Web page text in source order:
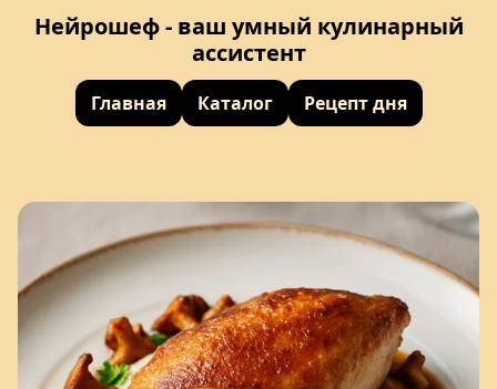
Нейрошеф - ваш умный кулинарный
ассистент
Главная Каталог Рецепт дня